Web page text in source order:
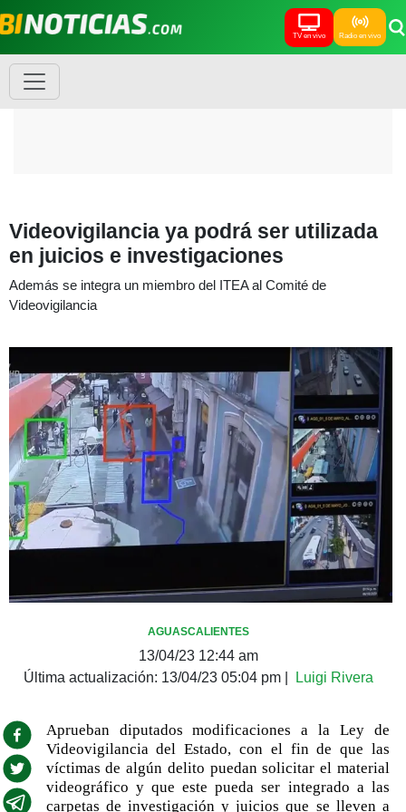
TV en vivo Radio en vivo
Videovigilancia ya podrá ser utilizada
en juicios e investigaciones
Además se integra un miembro del ITEA al Comité de
Videovigilancia
AGUASCALIENTES
13/04/23 12:44 am
Última actualización: 13/04/23 05:04 pm Luigi Rivera
Aprueban diputados modificaciones a la Ley de
Videovigilancia del Estado, con el fin de que las
víctimas de algún delito puedan solicitar el material
videográfico y que este pueda ser integrado a las
carpetas de investigación y juicios que se lleven a